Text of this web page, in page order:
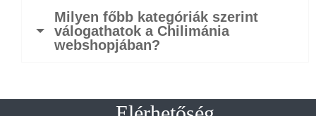
Milyen főbb kategóriák szerint
válogathatok a Chilimánia
webshopjában?